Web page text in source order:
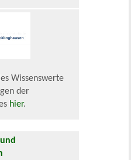
Wissenswerte
der
hier.